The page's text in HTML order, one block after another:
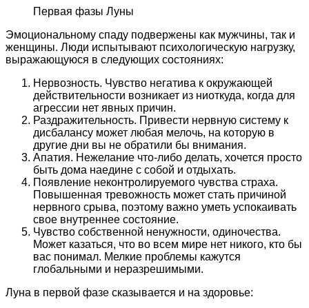
Первая фазы Луны
Эмоциональному спаду подвержены как мужчины, так и
женщины. Люди испытывают психологическую нагрузку,
выражающуюся в следующих состояниях:
Нервозность. Чувство негатива к окружающей
действительности возникает из ниоткуда, когда для
агрессии нет явных причин.
Раздражительность. Привести нервную систему к
дисбалансу может любая мелочь, на которую в
другие дни вы не обратили бы внимания.
Апатия. Нежелание что-либо делать, хочется просто
быть дома наедине с собой и отдыхать.
Появление неконтролируемого чувства страха.
Повышенная тревожность может стать причиной
нервного срыва, поэтому важно уметь успокаивать
свое внутреннее состояние.
Чувство собственной ненужности, одиночества.
Может казаться, что во всем мире нет никого, кто бы
вас понимал. Мелкие проблемы кажутся
глобальными и неразрешимыми.
Луна в первой фазе сказывается и на здоровье: